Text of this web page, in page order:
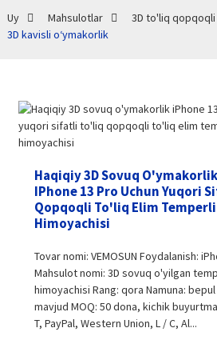
Uy Mahsulotlar
3D to'liq
3D kavisli oʻymakorlik
Haqiqiy 3D Sovuq O'ymakorlik
IPhone 13 Pro Uchun Yuqori
Qopqoqli To'liq Elim Temperli
Himoyachisi
Tovar nomi: VEMOSUN Foydalanish:
Mahsulot nomi: 3D sovuq o'yilgan
himoyachisi Rang: qora Namuna: bepul
mavjud MOQ: 50 dona, kichik
T, PayPal, Western Union, L / C, Al...